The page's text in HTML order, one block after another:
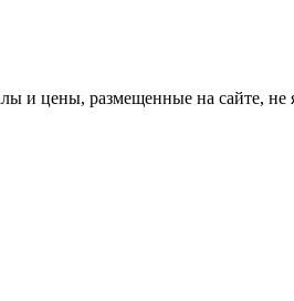
и цены, размещенные на сайте, не